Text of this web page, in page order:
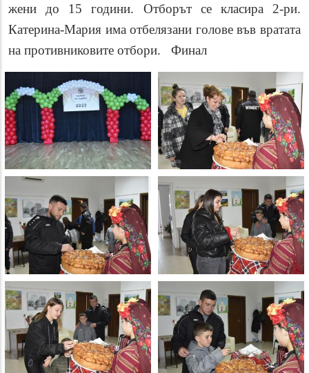
жени до 15 години. Отборът се класира 2-ри.
Катерина-Мария има отбелязани голове във вратата
на противниковите отбори. Финал